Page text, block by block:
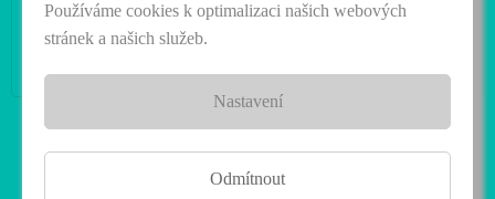
Používáme cookies k optimalizaci našich webových
stránek a našich služeb.
Nastavení
Odmítnout